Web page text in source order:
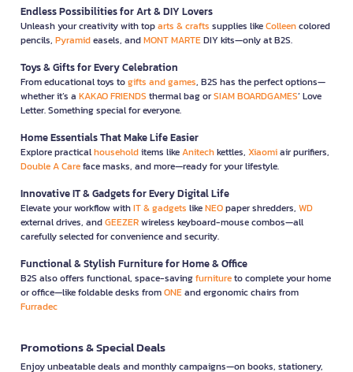
Endless Possibilities for Art & DIY Lovers
Unleash your creativity with toparts & crafts supplies likeColleencolored
pencils, Pyramideasels, andMONT MARTEDIY kits—only at B2S.
Toys & Gifts for Every Celebration
From educational toys togifts and games, B2S has the perfect options—
whether it’s a KAKAO FRIENDS thermal bag orSIAM BOARDGAMES’ Love
Letter. Something special for everyone.
Home Essentials That Make Life Easier
Explore practicalhouseholditems likeAnitechkettles, Xiaomiair purifiers,
Double A Careface masks, and more—ready for your lifestyle.
Innovative IT & Gadgets for Every Digital Life
Elevate your workflow withIT & gadgets likeNEOpaper shredders, WD
external drives, andGEEZERwireless keyboard-mouse combos—all
carefully selected for convenience and security.
Functional & Stylish Furniture for Home & Office
B2S also offers functional, space-savingfurnitureto complete your home
or office—like foldable desks fromONEand ergonomic chairs from
Furradec
Promotions & Special Deals
Enjoy unbeatable deals and monthly campaigns—on books, stationery,